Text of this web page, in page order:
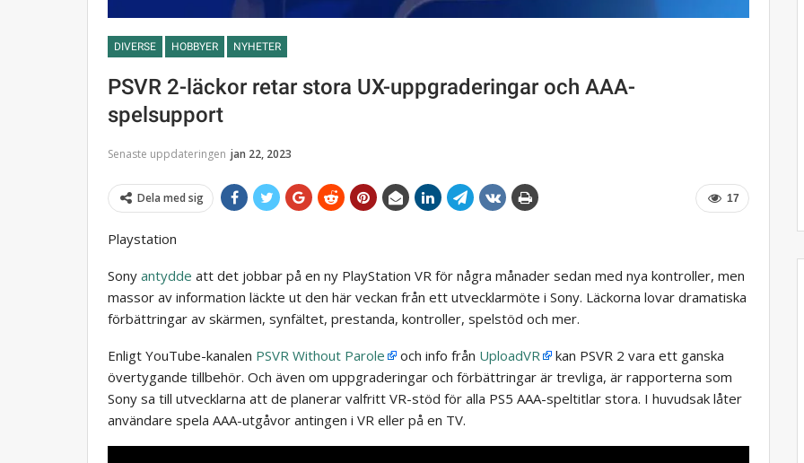
DIVERSE HOBBYER NYHETER
PSVR 2-läckor retar stora UX-uppgraderingar och AAA-
spelsupport
Senaste uppdateringen jan 22, 2023
17
Dela med sig
Playstation
Sony antydde att det jobbar på en ny PlayStation VR för några månader sedan med nya kontroller, men
massor av information läckte ut den här veckan från ett utvecklarmöte i Sony. Läckorna lovar dramatiska
förbättringar av skärmen, synfältet, prestanda, kontroller, spelstöd och mer.
Enligt YouTube-kanalen PSVR Without Parole och info från UploadVR
kan PSVR 2 vara ett ganska
övertygande tillbehör. Och även om uppgraderingar och förbättringar är trevliga, är rapporterna som
Sony sa till utvecklarna att de planerar valfritt VR-stöd för alla PS5 AAA-speltitlar stora. I huvudsak låter
användare spela AAA-utgåvor antingen i VR eller på en TV.